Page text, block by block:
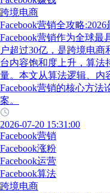
跨境电商
Facebook营销全攻略
Facebook营销作为全球
户超过30亿，是跨境电
台内容饱和度上升，算法
量。本文从算法逻辑、内
Facebook营销的核心方
案。
2026-07-20 15:31:00
Facebook营销
Facebook涨粉
Facebook运营
Facebook算法
跨境电商